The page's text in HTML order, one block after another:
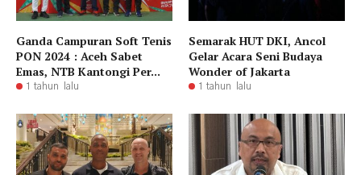
Ganda Campuran Soft Tenis
PON 2024 : Aceh Sabet
Emas, NTB Kantongi Per...
1 tahun lalu
Semarak HUT DKI, Ancol
Gelar Acara Seni Budaya
Wonder of Jakarta
1 tahun lalu